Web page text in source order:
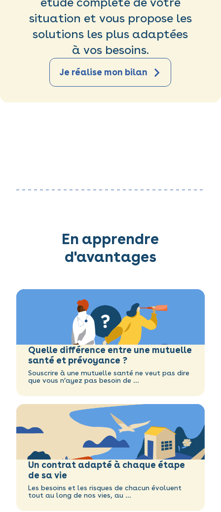
situation et vous propose les
solutions les plus adaptées
à vos besoins.
Je réalise mon bilan
En apprendre
d'avantages
Quelle différence entre une mutuelle
santé et prévoyance ?
Souscrire à une mutuelle santé ne veut pas dire
que vous n’ayez pas besoin de ...
Un contrat adapté à chaque étape
de sa vie
Les besoins et les risques de chacun évoluent
tout au long de nos vies, au ...